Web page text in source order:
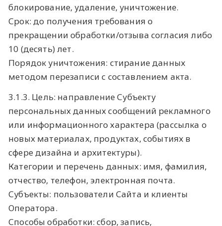
блокирование, удаление, уничтожение.
Срок: до получения требования о
прекращении обработки/отзыва согласия либо
10 (десять) лет.
Порядок уничтожения: стирание данных
методом перезаписи с составлением акта.
3.1.3. Цель: направление Субъекту
персональных данных сообщений рекламного
или информационного характера (рассылка о
новых материалах, продуктах, событиях в
сфере дизайна и архитектуры).
Категории и перечень данных: имя, фамилия,
отчество, телефон, электронная почта.
Субъекты: пользователи Сайта и клиенты
Оператора.
Способы обработки: сбор, запись,